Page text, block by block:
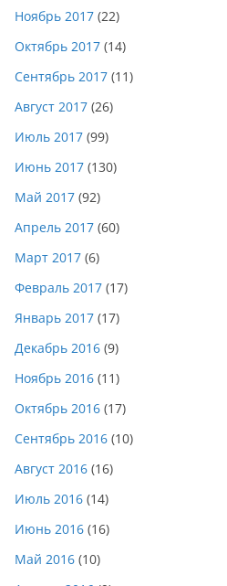
Ноябрь 2017 (22)
Октябрь 2017 (14)
Сентябрь 2017 (11)
Август 2017 (26)
Июль 2017 (99)
Июнь 2017 (130)
Май 2017 (92)
Апрель 2017 (60)
Март 2017 (6)
Февраль 2017 (17)
Январь 2017 (17)
Декабрь 2016 (9)
Ноябрь 2016 (11)
Октябрь 2016 (17)
Сентябрь 2016 (10)
Август 2016 (16)
Июль 2016 (14)
Июнь 2016 (16)
Май 2016 (10)